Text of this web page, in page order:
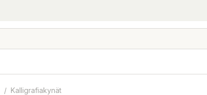
/ Kalligrafiakynät